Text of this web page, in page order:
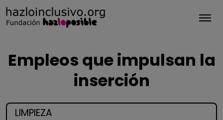
Empleos que impulsan la
inserción